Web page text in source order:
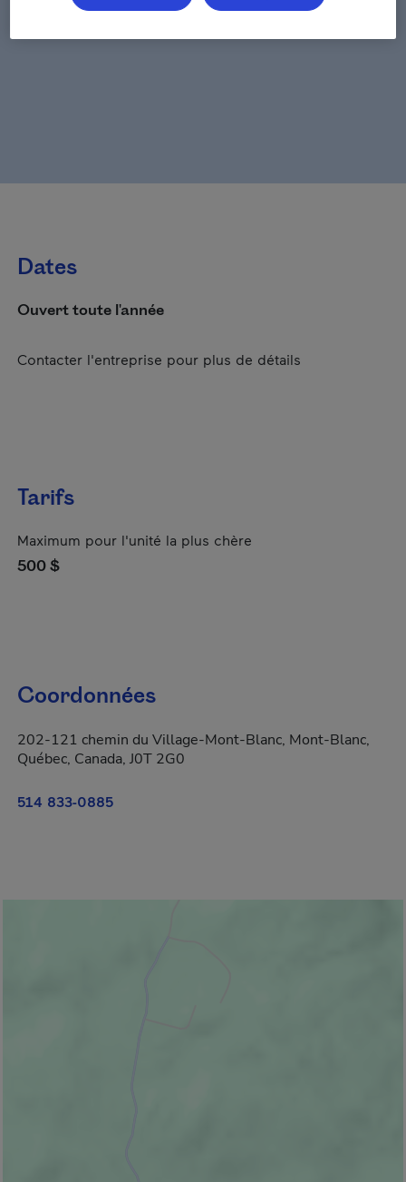
Dates
Ouvert toute l'année
Contacter l'entreprise pour plus de détails
Tarifs
Maximum pour l'unité la plus chère
500 $
Coordonnées
202-121 chemin du Village-Mont-Blanc, Mont-Blanc,
Québec, Canada, J0T 2G0
514 833-0885